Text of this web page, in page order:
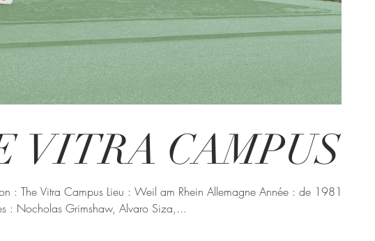
VITRA CAMPUS
: The Vitra Campus Lieu : Weil am Rhein Allemagne Année : de 1981 à
: Nocholas Grimshaw, Alvaro Siza,...